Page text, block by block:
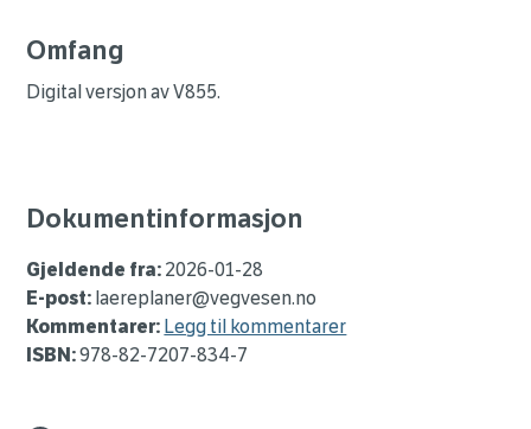
Omfang
Digital versjon av V855.
Dokumentinformasjon
Gjeldende fra: 2026-01-28
E-post: laereplaner@vegvesen.no
Kommentarer: Legg til kommentarer
ISBN:978-82-7207-834-7